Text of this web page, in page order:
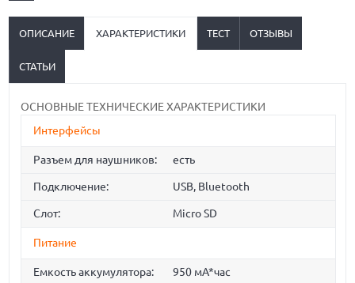
ОПИСАНИЕ ХАРАКТЕРИСТИКИ ТЕСТ ОТЗЫВЫ
СТАТЬИ
ОСНОВНЫЕ ТЕХНИЧЕСКИЕ ХАРАКТЕРИСТИКИ
Интерфейсы
Разъем для наушников: есть
Подключение: USB, Bluetooth
Слот: Micro SD
Питание
Емкость аккумулятора: 950 мА*час